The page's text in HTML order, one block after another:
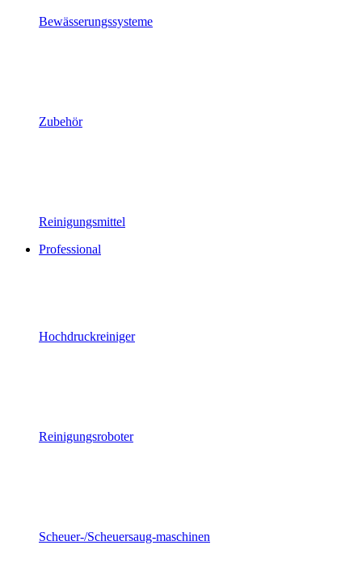
Bewässerungssysteme
Zubehör
Reinigungsmittel
Professional
Hochdruckreiniger
Reinigungsroboter
Scheuer-/Scheuersaug-maschinen